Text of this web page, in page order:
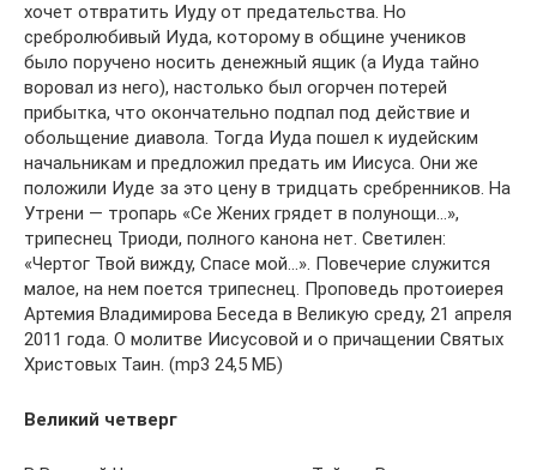
хочет отвратить Иуду от предательства. Но
сребролюбивый Иуда, которому в общине учеников
было поручено носить денежный ящик (а Иуда тайно
воровал из него), настолько был огорчен потерей
прибытка, что окончательно подпал под действие и
обольщение диавола. Тогда Иуда пошел к иудейским
начальникам и предложил предать им Иисуса. Они же
положили Иуде за это цену в тридцать сребренников. На
Утрени — тропарь «Се Жених грядет в полунощи…»,
трипеснец Триоди, полного канона нет. Светилен:
«Чертог Твой вижду, Спасе мой…». Повечерие служится
малое, на нем поется трипеснец. Проповедь протоиерея
Артемия Владимирова Беседа в Великую среду, 21 апреля
2011 года. О молитве Иисусовой и о причащении Святых
Христовых Таин. (mp3 24,5 МБ)
Великий четверг